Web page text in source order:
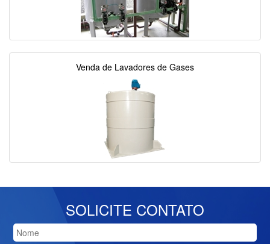
Venda de Lavadores de Gases
SOLICITE CONTATO